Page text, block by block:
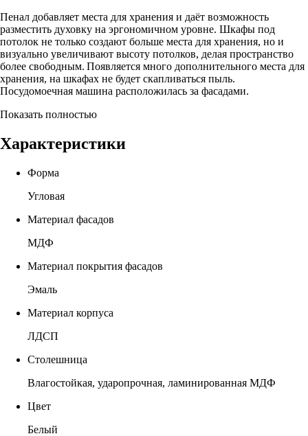
Пенал добавляет места для хранения и даёт возможность
разместить духовку на эргономичном уровне. Шкафы под
потолок не только создают больше места для хранения, но и
визуально увеличивают высоту потолков, делая пространство
более свободным. Появляется много дополнительного места для
хранения, на шкафах не будет скапливаться пыль.
Посудомоечная машина расположилась за фасадами.
Показать полностью
Характеристики
Форма
Угловая
Материал фасадов
МДФ
Материал покрытия фасадов
Эмаль
Материал корпуса
ЛДСП
Столешница
Влагостойкая, ударопрочная, ламинированная МДФ
Цвет
Белый